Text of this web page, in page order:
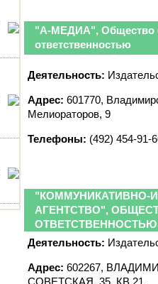
"А-МЕДИА", Общество
ответственностью
Деятельность:
Адрес: 601770,
Мелиораторов, 9
Телефоны: (492) 454-91-
АГЕНТСТВО",
ОТВЕТСТВЕННОСТЬЮ
Деятельность:
Адрес: 602267,
СОВЕТСКАЯ, 35, КВ 21